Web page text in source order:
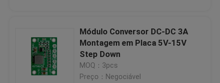
Módulo Conversor DC-DC 3A
Montagem em Placa 5V-15V
Step Down
MOQ：3pcs
Preço：Negociável